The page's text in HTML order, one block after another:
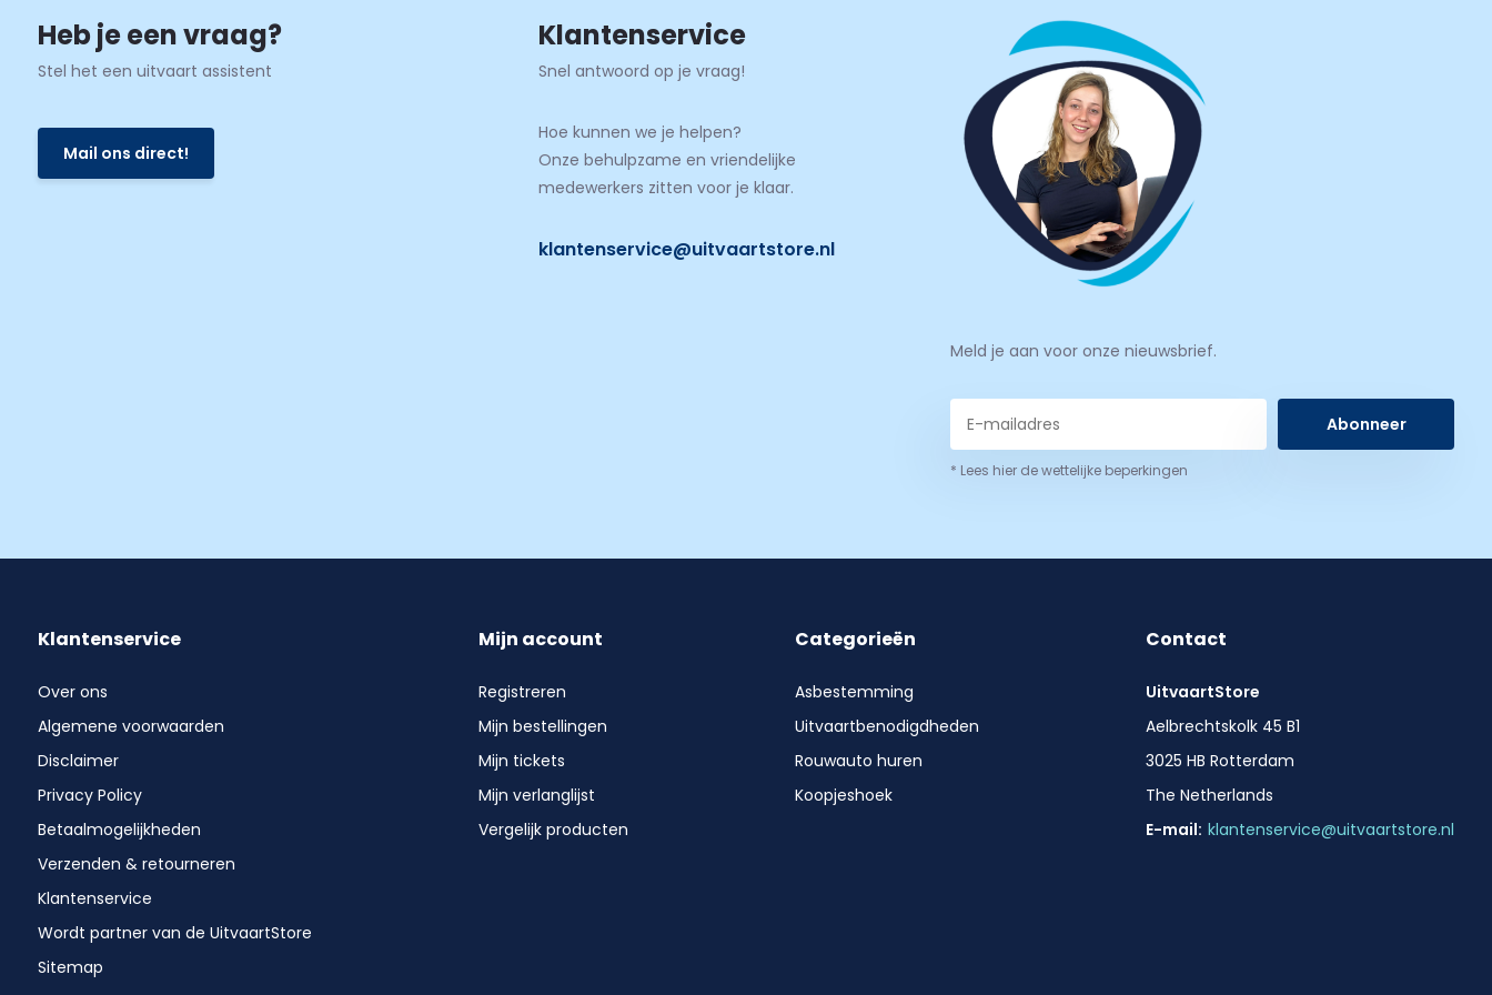
Heb je een vraag?
Stel het een uitvaart assistent
Mail ons direct!
Klantenservice
Snel antwoord op je vraag!
Hoe kunnen we je helpen?
Onze behulpzame en vriendelijke
medewerkers zitten voor je klaar.
klantenservice@uitvaartstore.nl
Meld je aan voor onze nieuwsbrief.
Abonneer
* Lees hier de wettelijke beperkingen
Klantenservice
Over ons
Algemene voorwaarden
Disclaimer
Privacy Policy
Betaalmogelijkheden
Verzenden & retourneren
Klantenservice
Wordt partner van de UitvaartStore
Sitemap
Mijn account
Registreren
Mijn bestellingen
Mijn tickets
Mijn verlanglijst
Vergelijk producten
Categorieën
Asbestemming
Uitvaartbenodigdheden
Rouwauto huren
Koopjeshoek
Contact
UitvaartStore
Aelbrechtskolk 45 B1
3025 HB Rotterdam
The Netherlands
E-mail: klantenservice@uitvaartstore.nl